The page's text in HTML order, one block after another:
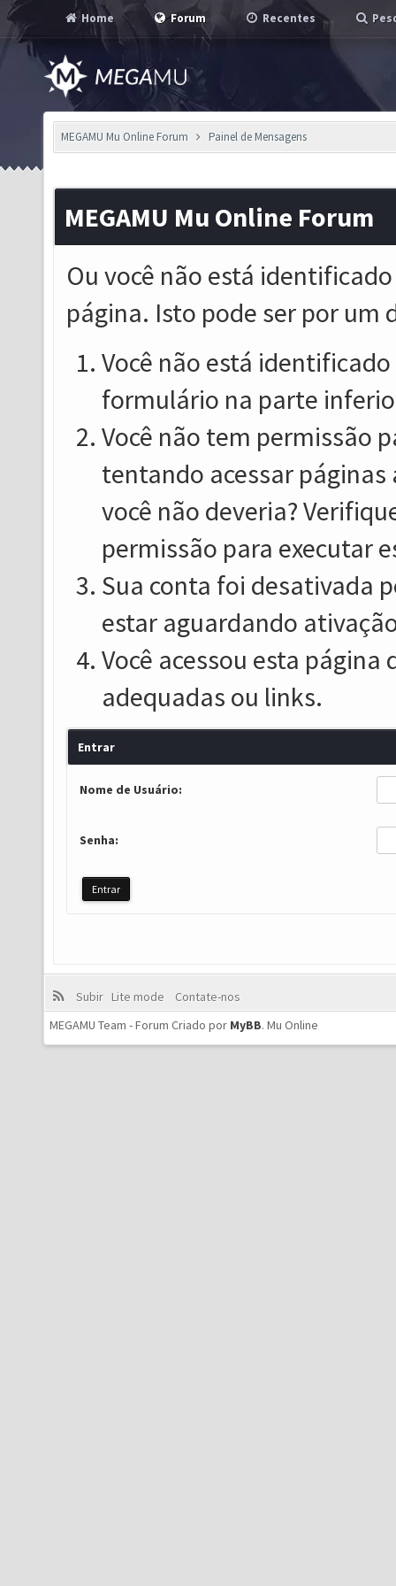
Home Forum Recentes
MEGAMU Mu Online Forum Painel de Mensagens
MEGAMU Mu Online Forum
Ou você não está
página. Isto pode ser por um
Você não está
formulário na parte
Você não tem permissão
tentando acessar
você não deveria?
permissão para executar
Sua conta foi desativada
estar aguardando
Você acessou esta
adequadas ou links.
Entrar
Nome de Usuário:
Senha:
Subir Lite mode
Contate-nos
MEGAMU Team - Forum Criado por MyBB. Mu Online